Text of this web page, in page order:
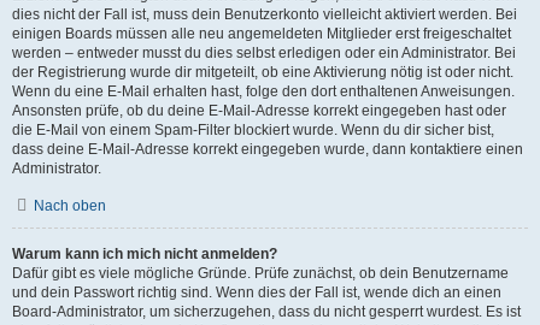
dies nicht der Fall ist, muss dein Benutzerkonto vielleicht aktiviert werden. Bei
einigen Boards müssen alle neu angemeldeten Mitglieder erst freigeschaltet
werden – entweder musst du dies selbst erledigen oder ein Administrator. Bei
der Registrierung wurde dir mitgeteilt, ob eine Aktivierung nötig ist oder nicht.
Wenn du eine E-Mail erhalten hast, folge den dort enthaltenen Anweisungen.
Ansonsten prüfe, ob du deine E-Mail-Adresse korrekt eingegeben hast oder
die E-Mail von einem Spam-Filter blockiert wurde. Wenn du dir sicher bist,
dass deine E-Mail-Adresse korrekt eingegeben wurde, dann kontaktiere einen
Administrator.
Nach oben
Warum kann ich mich nicht anmelden?
Dafür gibt es viele mögliche Gründe. Prüfe zunächst, ob dein Benutzername
und dein Passwort richtig sind. Wenn dies der Fall ist, wende dich an einen
Board-Administrator, um sicherzugehen, dass du nicht gesperrt wurdest. Es ist